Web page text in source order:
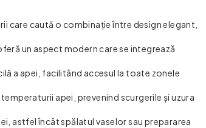
care caută o combinație între design elegant,
un aspect modern care se integrează
a apei, facilitând accesul la toate zonele
apei, prevenind scurgerile și uzura
astfel încât spălatul vaselor sau prepararea